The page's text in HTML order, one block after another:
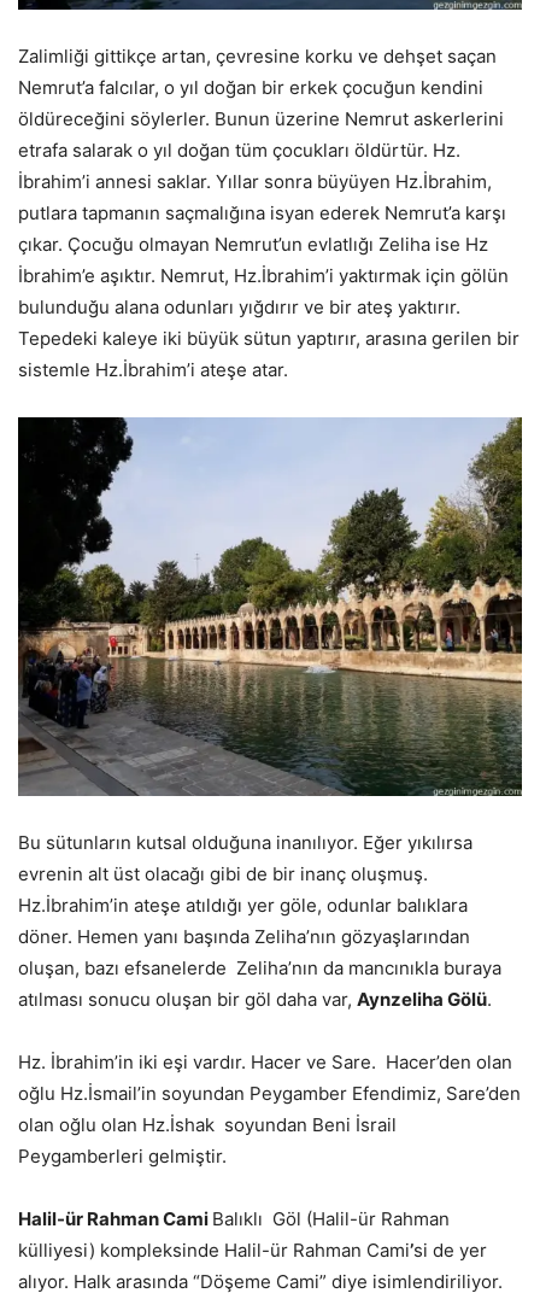
Zalimliği gittikçe artan, çevresine korku ve dehşet saçan
Nemrut’a falcılar, o yıl doğan bir erkek çocuğun kendini
öldüreceğini söylerler. Bunun üzerine Nemrut askerlerini
etrafa salarak o yıl doğan tüm çocukları öldürtür. Hz.
İbrahim’i annesi saklar. Yıllar sonra büyüyen Hz.İbrahim,
putlara tapmanın saçmalığına isyan ederek Nemrut’a karşı
çıkar. Çocuğu olmayan Nemrut’un evlatlığı Zeliha ise Hz
İbrahim’e aşıktır. Nemrut, Hz.İbrahim’i yaktırmak için gölün
bulunduğu alana odunları yığdırır ve bir ateş yaktırır.
Tepedeki kaleye iki büyük sütun yaptırır, arasına gerilen bir
sistemle Hz.İbrahim’i ateşe atar.
Bu sütunların kutsal olduğuna inanılıyor. Eğer yıkılırsa
evrenin alt üst olacağı gibi de bir inanç oluşmuş.
Hz.İbrahim’in ateşe atıldığı yer göle, odunlar balıklara
döner. Hemen yanı başında Zeliha’nın gözyaşlarından
oluşan, bazı efsanelerde Zeliha’nın da mancınıkla buraya
atılması sonucu oluşan bir göl daha var, Aynzeliha Gölü.
Hz. İbrahim’in iki eşi vardır. Hacer ve Sare. Hacer’den olan
oğlu Hz.İsmail’in soyundan Peygamber Efendimiz, Sare’den
olan oğlu olan Hz.İshak soyundan Beni İsrail
Peygamberleri gelmiştir.
Halil-ür Rahman Cami Balıklı Göl (Halil-ür Rahman
külliyesi) kompleksinde Halil-ür Rahman Cami’si de yer
alıyor. Halk arasında “Döşeme Cami” diye isimlendiriliyor.